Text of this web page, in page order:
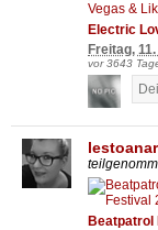
Electric
Freitag,
vor 3643
Beatpatrol